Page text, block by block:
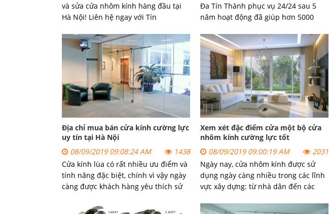
và sửa cửa nhôm kính hàng đầu tại
Hà Nội! Liên hệ ngay với Tín
nhôm kính chất lượng cao.
Đa Tín Thành phục vụ 24/24 sau 5
năm hoạt động đã giúp hơn 5000
Đa giải quyết được các vấn đề liên
quan đến khóa cửa kính.
Địa chỉ mua bán cửa kính cường lực
uy tín tại Hà Nội
08/09/2019 09:08:24 AM
1438
Cửa kính lùa có rất nhiều ưu điểm và
tính năng đặc biệt, chính vì vậy ngày
càng được khách hàng yêu thích sử
lựa tuyệt vời cho công trình, kiến trúc
Xem xét đặc điểm cửa một bộ cửa
nhôm kính cường lực tốt
08/09/2019 09:00:19 AM
2031
Ngày nay, cửa nhôm kính được sử
dụng ngày càng nhiều trong các lĩnh
vực xây dựng: từ nhà dân đến các
tòa nhà văn phòng hay các khu dân